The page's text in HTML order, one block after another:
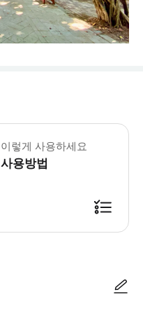
이렇게 사용하세요
사용방법